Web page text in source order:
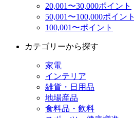
20,001〜30,000ポイント
50,001〜100,000ポイント
100,001〜ポイント
カテゴリーから探す
家電
インテリア
雑貨・日用品
地場産品
食料品・飲料